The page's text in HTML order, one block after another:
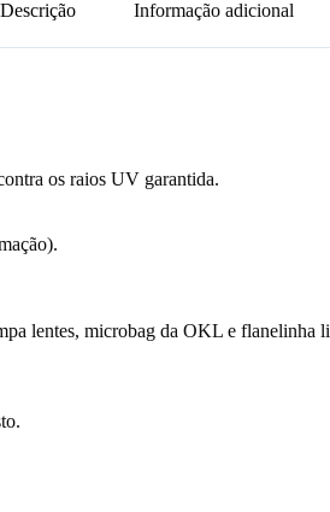
Descrição Informação adicional
os raios UV garantida.
lentes, microbag da OKL e flanelinha